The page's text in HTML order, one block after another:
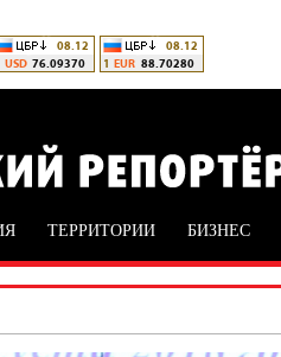
ТЕРРИТОРИИ БИЗНЕС